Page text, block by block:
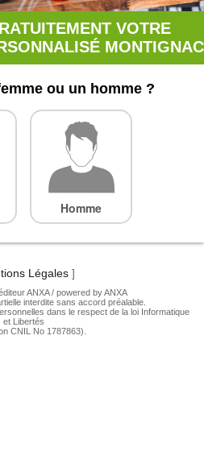
VOTRE
MONTIGNAC
ou un homme ?
Homme
Légales ]
ANXA / powered by ANXA
interdite sans accord préalable.
dans le respect de la loi Informatique
et Libertés
CNIL No 1787863).